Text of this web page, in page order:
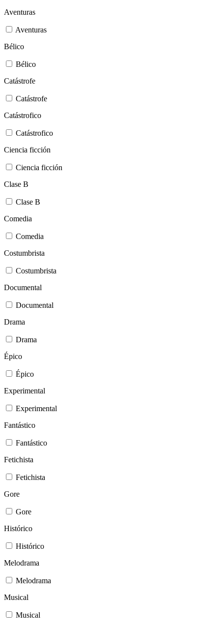
Aventuras
Aventuras
Bélico
Bélico
Catástrofe
Catástrofe
Catástrofico
Catástrofico
Ciencia ficción
Ciencia ficción
Clase B
Clase B
Comedia
Comedia
Costumbrista
Costumbrista
Documental
Documental
Drama
Drama
Épico
Épico
Experimental
Experimental
Fantástico
Fantástico
Fetichista
Fetichista
Gore
Gore
Histórico
Histórico
Melodrama
Melodrama
Musical
Musical